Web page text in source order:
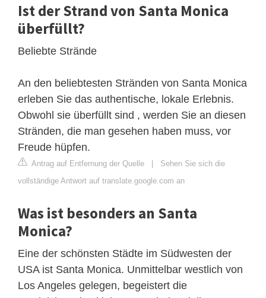
Ist der Strand von Santa Monica
überfüllt?
Beliebte Strände
An den beliebtesten Stränden von Santa Monica
erleben Sie das authentische, lokale Erlebnis.
Obwohl sie überfüllt sind , werden Sie an diesen
Stränden, die man gesehen haben muss, vor
Freude hüpfen.
Antrag auf Entfernung der Quelle | Sehen Sie sich die
vollständige Antwort auf translate.google.com an
Was ist besonders an Santa
Monica?
Eine der schönsten Städte im Südwesten der
USA ist Santa Monica. Unmittelbar westlich von
Los Angeles gelegen, begeistert die